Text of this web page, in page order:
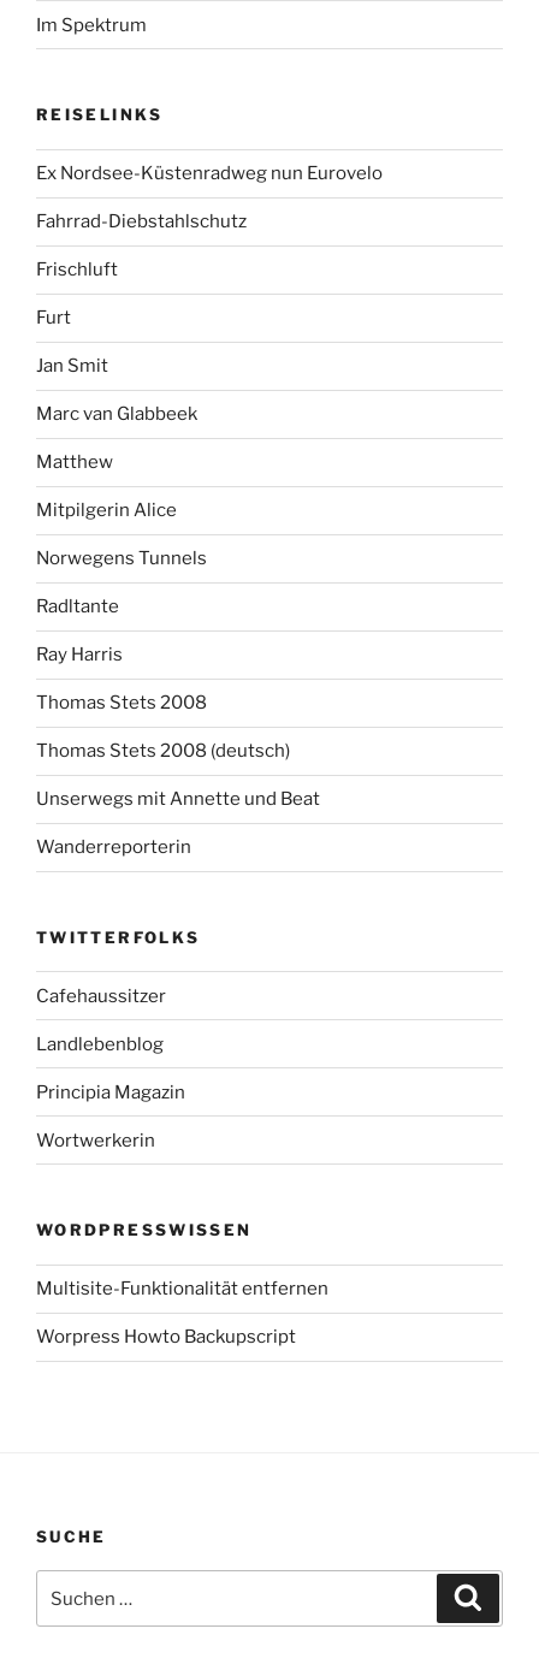
Im Spektrum
REISELINKS
Ex Nordsee-Küstenradweg nun Eurovelo
Fahrrad-Diebstahlschutz
Frischluft
Furt
Jan Smit
Marc van Glabbeek
Matthew
Mitpilgerin Alice
Norwegens Tunnels
Radltante
Ray Harris
Thomas Stets 2008
Thomas Stets 2008 (deutsch)
Unserwegs mit Annette und Beat
Wanderreporterin
TWITTERFOLKS
Cafehaussitzer
Landlebenblog
Principia Magazin
Wortwerkerin
WORDPRESSWISSEN
Multisite-Funktionalität entfernen
Worpress Howto Backupscript
SUCHE
nach: